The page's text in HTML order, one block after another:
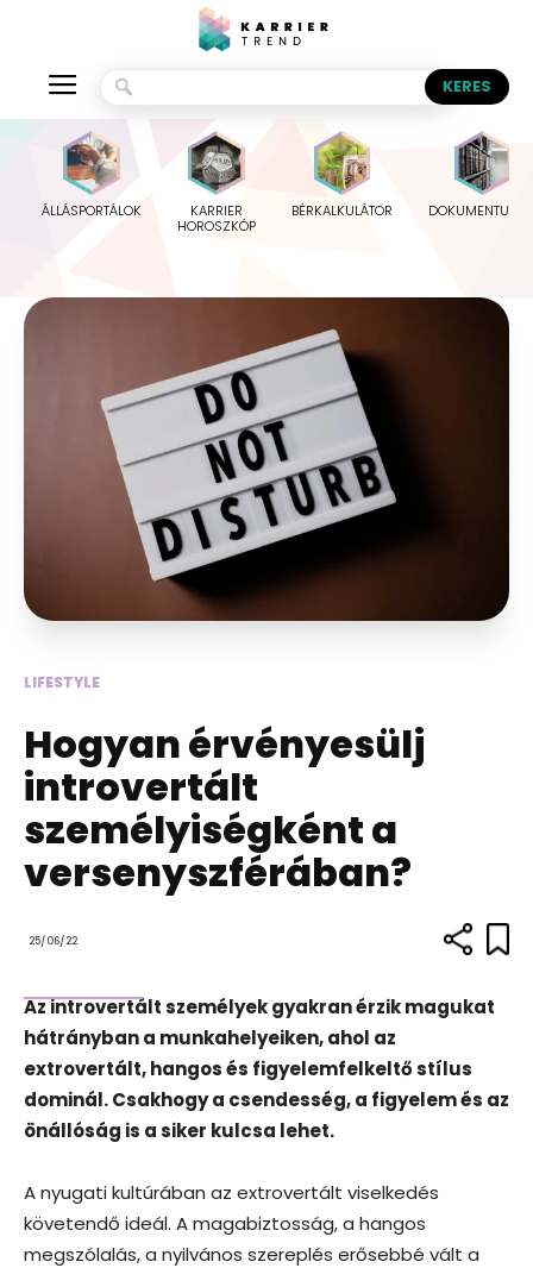
ÁLLÁSPORTÁLOK
KARRIER
HOROSZKÓP
BÉRKALKULÁTOR
LIFESTYLE
Hogyan érvényesülj
introvertált
személyiségként a
versenyszférában?
25/06/22
Az introvertált személyek gyakran érzik magukat
hátrányban a munkahelyeiken, ahol az
extrovertált, hangos és figyelemfelkeltő stílus
dominál. Csakhogy a csendesség, a figyelem és az
önállóság is a siker kulcsa lehet.
A nyugati kultúrában az extrovertált viselkedés
követendő ideál. A magabiztosság, a hangos
megszólalás, a nyilvános szereplés erősebbé vált a